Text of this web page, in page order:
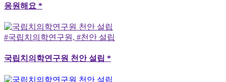
응원해요 *
#국립치의학연구원, #천안 설립
국립치의학연구원 천안 설립 *